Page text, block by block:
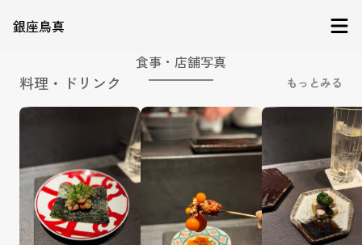
銀座鳥真
食事・店舗写真
料理・ドリンク もっとみる